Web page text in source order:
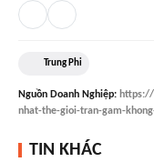
Trung Phi
Nguồn Doanh Nghiệp:
nhat-the-gioi-tran-gam-
TIN KHÁC